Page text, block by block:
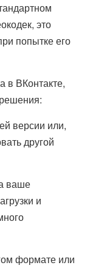
это
попытке его
в ВКонтакте,
версии или,
другой
ваше
и
формате или